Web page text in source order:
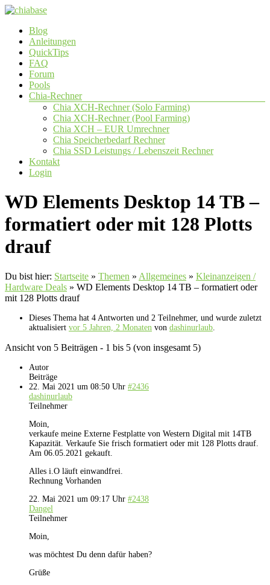
Zum
springen
chiabase
CHIA
Info-
Community
Seite
Menü
Blog
Anleitungen
QuickTips
FAQ
Forum
Pools
Chia-Rechner
Chia XCH-Rechner (Solo Farming)
Chia XCH-Rechner (Pool Farming)
Chia XCH – EUR Umrechner
Chia Speicherbedarf Rechner
Chia SSD Leistungs / Lebenszeit Rechner
Kontakt
Login
WD Elements Desktop 14 TB –
formatiert oder mit 128 Plotts
drauf
Du bist hier: Startseite » Themen » Allgemeines » Kleinanzeigen /
Hardware Deals » WD Elements Desktop 14 TB – formatiert oder
mit 128 Plotts drauf
Dieses Thema hat 4 Antworten und 2 Teilnehmer, und wurde zuletzt
aktualisiert vor 5 Jahren, 2 Monaten von dashinurlaub
Ansicht von 5 Beiträgen - 1 bis 5 (von insgesamt 5)
Autor
Beiträge
22. Mai 2021 um 08:50 Uhr #2436
dashinurlaub
Teilnehmer
Moin,
verkaufe meine Externe Festplatte von Western Digital mit 14TB
Kapazität. Verkaufe Sie frisch formatiert oder mit 128 Plotts drauf.
Am 06.05.2021 gekauft.
Alles i.O läuft einwandfrei.
Rechnung Vorhanden
22. Mai 2021 um 09:17 Uhr #2438
Dangel
Teilnehmer
Moin,
was möchtest Du denn dafür haben?
Grüße